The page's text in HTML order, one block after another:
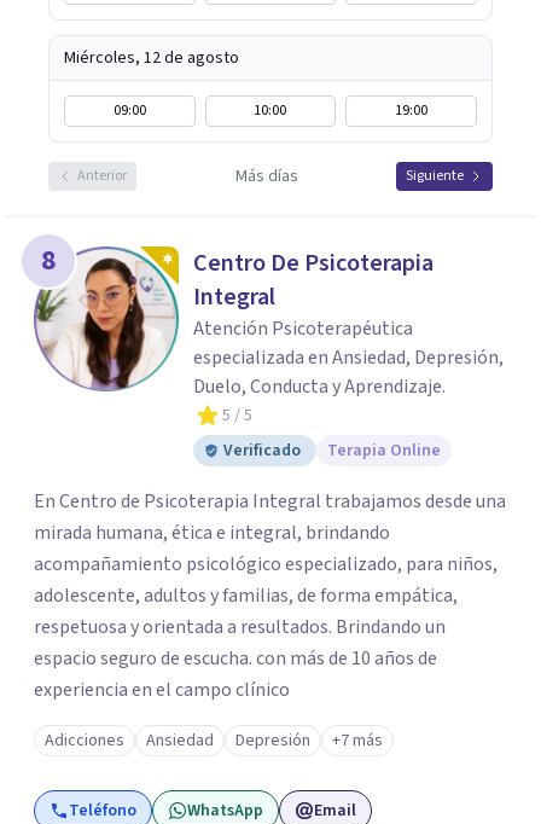
Miércoles, 12 de agosto
09:00 10:00 19:00
Anterior Más días Siguiente
8
Centro De Psicoterapia
Integral
Atención Psicoterapéutica
especializada en Ansiedad, Depresión,
Duelo, Conducta y Aprendizaje.
5 / 5
Verificado
Terapia Online
En Centro de Psicoterapia Integral trabajamos desde una
mirada humana, ética e integral, brindando
acompañamiento psicológico especializado, para niños,
adolescente, adultos y familias, de forma empática,
respetuosa y orientada a resultados. Brindando un
espacio seguro de escucha. con más de 10 años de
experiencia en el campo clínico
Adicciones Ansiedad Depresión +7 más
Teléfono WhatsApp Email